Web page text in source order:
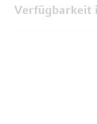
Verfügbarkeit